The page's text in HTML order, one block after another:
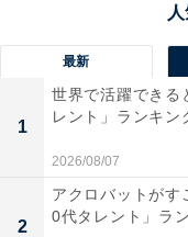
「道の駅 奥入瀬」
に位置する、東北
木々が赤や黄に染
す。地元農産品の
使った石窯料理が
自然と秋の味覚を
最新
1
世界で活躍できる
レント」ランキン
2026/08/07
2
アクロバットがす
0代タレント」ラ